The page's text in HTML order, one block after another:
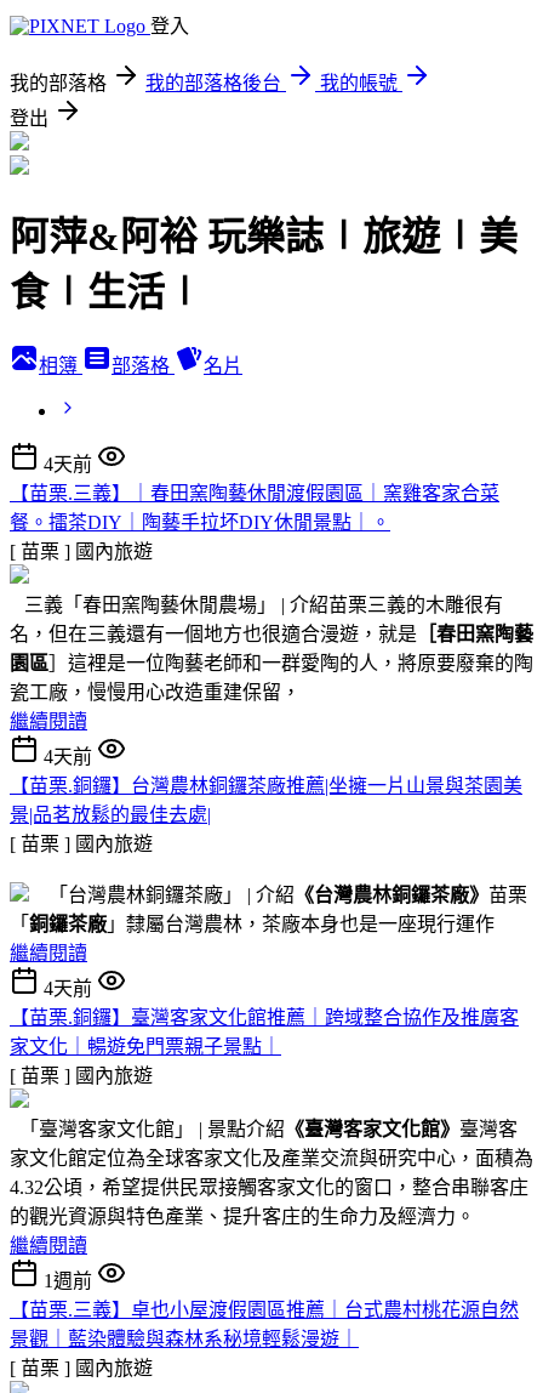
登入
我的部落格 我的部落格後台
我的帳號
登出
阿萍&阿裕 玩樂誌∣旅遊∣美
食∣生活∣
相簿 部落格 名片
4天前
【苗栗.三義】｜春田窯陶藝休閒渡假園區｜窯雞客家合菜
餐。擂茶DIY｜陶藝手拉坏DIY休閒景點｜。
[ 苗栗 ] 國內旅遊
三義「春田窯陶藝休閒農場」 | 介紹苗栗三義的木雕很有
名，但在三義還有一個地方也很適合漫遊，就是 ［春田窯陶藝
園區 ］這裡是一位陶藝老師和一群愛陶的人，將原要廢棄的陶
瓷工廠，慢慢用心改造重建保留，
繼續閱讀
4天前
【苗栗.銅鑼】台灣農林銅鑼茶廠推薦|坐擁一片山景與茶園美
景|品茗放鬆的最佳去處|
[ 苗栗 ] 國內旅遊
「台灣農林銅鑼茶廠」 | 介紹 《台灣農林銅鑼茶廠》 苗栗
「 銅鑼茶廠 」隸屬台灣農林，茶廠本身也是一座現行運作
繼續閱讀
4天前
【苗栗.銅鑼】臺灣客家文化館推薦｜跨域整合協作及推廣客
家文化｜暢遊免門票親子景點｜
[ 苗栗 ] 國內旅遊
「臺灣客家文化館」 | 景點介紹 《臺灣客家文化館》 臺灣客
家文化館定位為全球客家文化及產業交流與研究中心，面積為
4.32公頃，希望提供民眾接觸客家文化的窗口，整合串聯客庄
的觀光資源與特色產業、提升客庄的生命力及經濟力。
繼續閱讀
1週前
【苗栗.三義】卓也小屋渡假園區推薦｜台式農村桃花源自然
景觀｜藍染體驗與森林系秘境輕鬆漫遊｜
[ 苗栗 ] 國內旅遊